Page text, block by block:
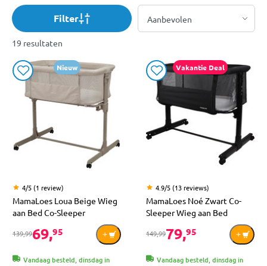
Filter
19 resultaten
Nieuw
4/5 (1 review)
MamaLoes Loua Beige Wieg
aan Bed Co-Sleeper
139,9969,95
Vandaag besteld, dinsdag in
Vakantie Deal
4.9/5 (13 reviews)
MamaLoes Noé Zwart Co-
Sleeper Wieg aan Bed
149,9979,95
Vandaag besteld, dinsdag in